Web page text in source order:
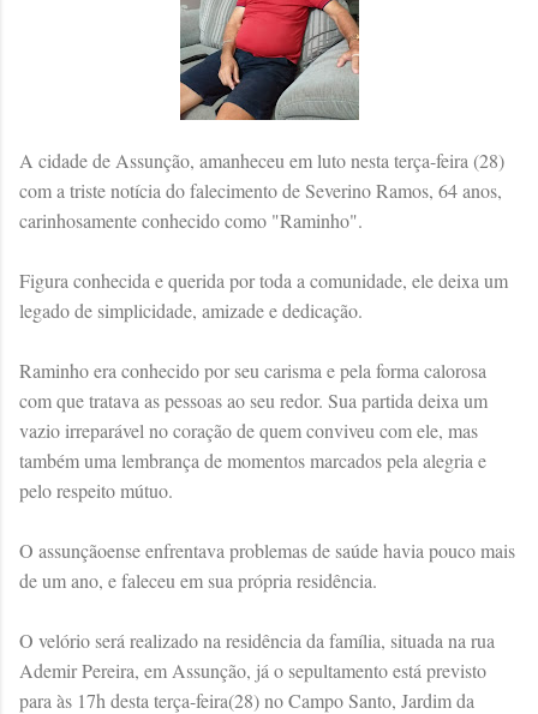
A cidade de Assunção, amanheceu em luto nesta terça-feira (28)
com a triste notícia do falecimento de Severino Ramos, 64 anos,
carinhosamente conhecido como "Raminho".
Figura conhecida e querida por toda a comunidade, ele deixa um
legado de simplicidade, amizade e dedicação.
Raminho era conhecido por seu carisma e pela forma calorosa
com que tratava as pessoas ao seu redor. Sua partida deixa um
vazio irreparável no coração de quem conviveu com ele, mas
também uma lembrança de momentos marcados pela alegria e
pelo respeito mútuo.
O assunçãoense enfrentava problemas de saúde havia pouco mais
de um ano, e faleceu em sua própria residência.
O velório será realizado na residência da família, situada na rua
Ademir Pereira, em Assunção, já o sepultamento está previsto
para às 17h desta terça-feira(28) no Campo Santo, Jardim da